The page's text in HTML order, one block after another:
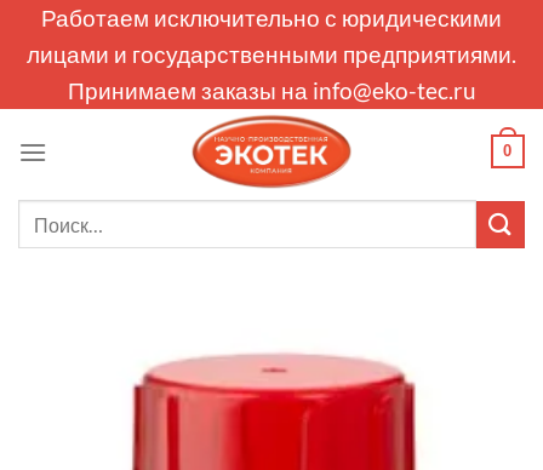
Работаем исключительно с юридическими
лицами и государственными предприятиями.
Принимаем заказы на info@eko-tec.ru
0